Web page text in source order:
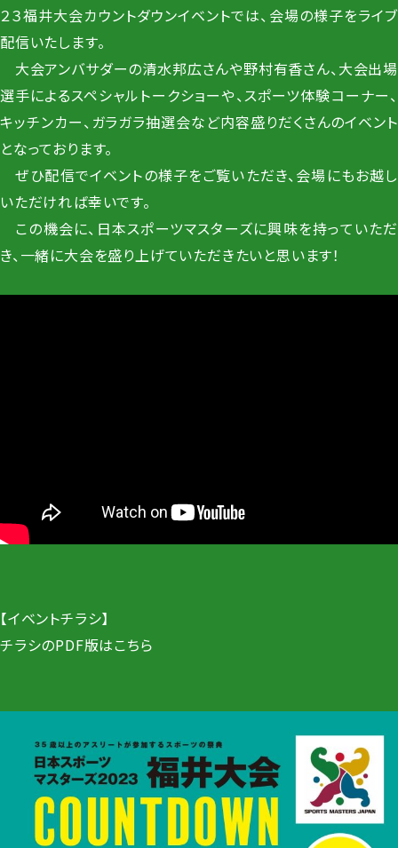
２３福井大会カウントダウンイベントでは、会場の様子をライブ
配信いたします。
大会アンバサダーの清水邦広さんや野村有香さん、大会出場
選手によるスペシャルトークショーや、スポーツ体験コーナー、
キッチンカー、ガラガラ抽選会など内容盛りだくさんのイベント
となっております。
ぜひ配信でイベントの様子をご覧いただき、会場にもお越し
いただければ幸いです。
この機会に、日本スポーツマスターズに興味を持っていただ
き、一緒に大会を盛り上げていただきたいと思います！
【イベントチラシ】
チラシのPDF版はこちら